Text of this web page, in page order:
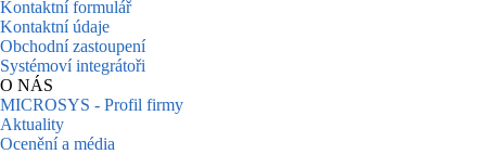
Kontaktní formulář
Kontaktní údaje
Obchodní zastoupení
Systémoví integrátoři
O NÁS
MICROSYS - Profil firmy
Aktuality
Ocenění a média